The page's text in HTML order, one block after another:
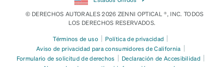
© DERECHOS AUTORALES 2026 ZENNI OPTICAL ®, INC. TODOS
LOS DERECHOS RESERVADOS.
Términos de uso | Política de privacidad |
Aviso de privacidad para consumidores de California |
Formulario de solicitud de derechos | Declaración de Accesibilidad |